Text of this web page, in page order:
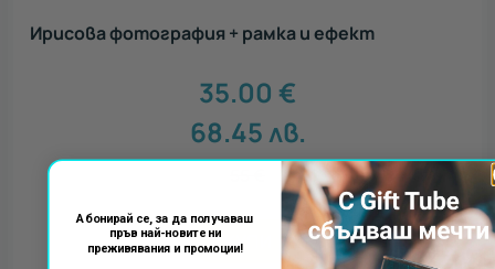
Ирисова фотография + рамка и ефект
35.00 €
68.45лв.
КУПИ
Абонирай се, за да получаваш
пръв най-новите ни
преживявания и промоции!